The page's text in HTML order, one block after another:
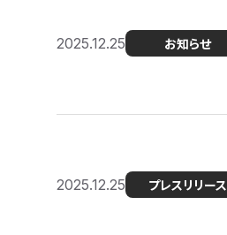
2025.12.25 お知らせ
2025.12.25 プレスリリース